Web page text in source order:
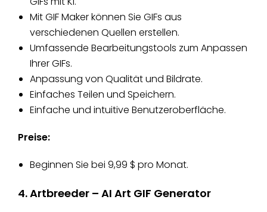
Mit GIF Maker können Sie GIFs aus
verschiedenen Quellen erstellen.
Umfassende Bearbeitungstools zum Anpassen
Ihrer GIFs.
Anpassung von Qualität und Bildrate.
Einfaches Teilen und Speichern.
Einfache und intuitive Benutzeroberfläche.
Preise:
Beginnen Sie bei 9,99 $ pro Monat.
4. Artbreeder – AI Art GIF Generator